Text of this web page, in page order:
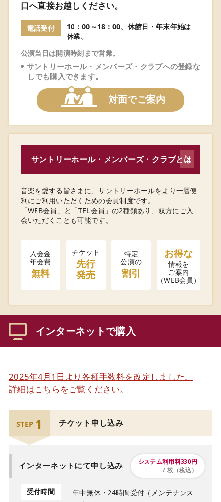
口へ直接お越しください。
電話受付
10：00～18：00、休館日・年末年始は
休業。
公演当⽇は開演時刻まで営業。
サントリーホール・メンバーズ・クラブへの登録な
しでも購入できます。
対面でご案内
サントリーホール・メンバーズ・クラブとは
音楽を愛する皆さまに、サントリーホールをより一層便
利にご利用いただくための会員制度です。
「WEB会員」と「TEL会員」の2種類あり、双方にご入
会いただくことも可能です。
入会金
年会費
無料
チケット
先行
発売
特定
公演の
割引
お得な
情報を
ご案内
（WEB会員）
インターネットで購入
2025年4月1日より各種手数料を改定しました。
詳細はこちらをご覧ください。
STEP 1 チケット申し込み
インターネットにて申し込み
システム利用料330円
/ 枚（税込）
受付時間
年中無休・24時間受付（メンテナンス